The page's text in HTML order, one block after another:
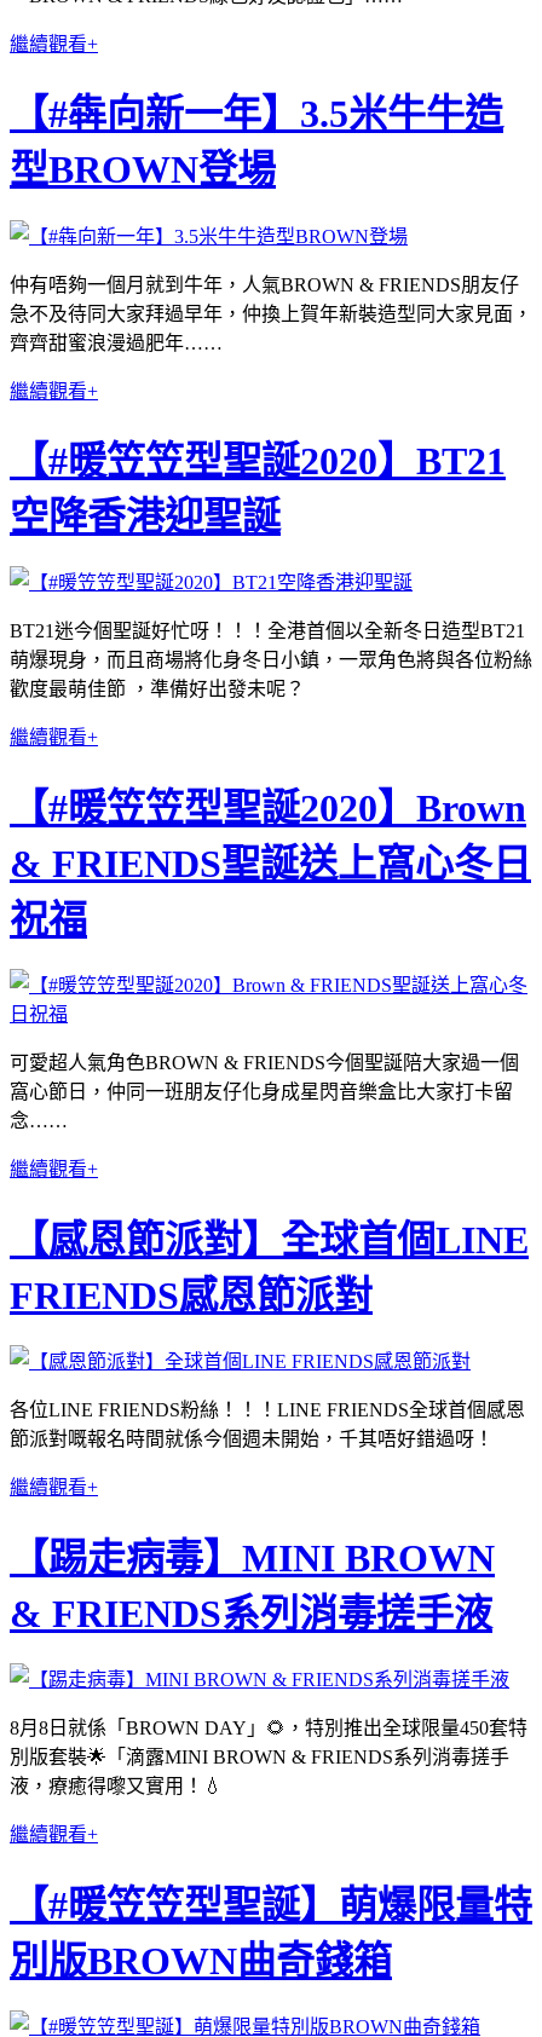
繼續觀看+
【#犇向新一年】3.5米牛牛造
型BROWN登場
仲有唔夠一個月就到牛年，人氣BROWN & FRIENDS朋友仔
急不及待同大家拜過早年，仲換上賀年新裝造型同大家見面，
齊齊甜蜜浪漫過肥年……
繼續觀看+
【#暖笠笠型聖誕2020】BT21
空降香港迎聖誕
BT21迷今個聖誕好忙呀！！！全港首個以全新冬日造型BT21
萌爆現身，而且商場將化身冬日小鎮，一眾角色將與各位粉絲
歡度最萌佳節 ，準備好出發未呢？
繼續觀看+
【#暖笠笠型聖誕2020】Brown
& FRIENDS聖誕送上窩心冬日
祝福
可愛超人氣角色BROWN & FRIENDS今個聖誕陪大家過一個
窩心節日，仲同一班朋友仔化身成星閃音樂盒比大家打卡留
念……
繼續觀看+
【感恩節派對】全球首個LINE
FRIENDS感恩節派對
各位LINE FRIENDS粉絲！！！LINE FRIENDS全球首個感恩
節派對嘅報名時間就係今個週未開始，千其唔好錯過呀！
繼續觀看+
【踢走病毒】MINI BROWN
& FRIENDS系列消毒搓手液
8月8日就係「BROWN DAY」🌻，特別推出全球限量450套特
別版套裝🌟「滴露MINI BROWN & FRIENDS系列消毒搓手
液，療癒得嚟又實用！💧
繼續觀看+
【#暖笠笠型聖誕】萌爆限量特
別版BROWN曲奇錢箱